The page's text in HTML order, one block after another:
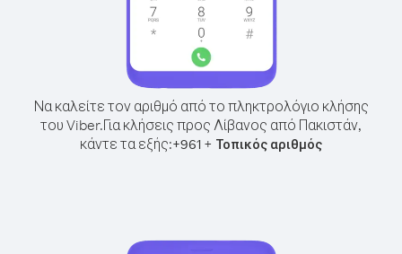
Να καλείτε τον αριθμό από το πληκτρολόγιο κλήσης
του Viber.Για κλήσεις προς Λίβανος από Πακιστάν,
κάντε τα εξής:+961 + Τοπικός αριθμός